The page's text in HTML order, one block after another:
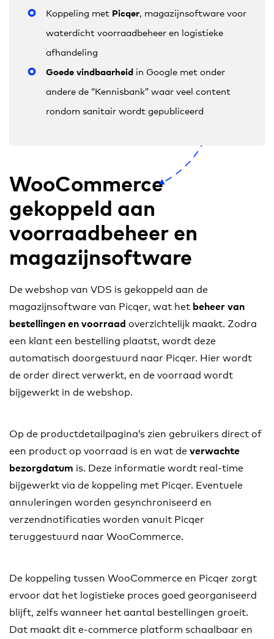
Koppeling met Picqer, magazijnsoftware voor
waterdicht voorraadbeheer en logistieke
afhandeling
Goede vindbaarheid in Google met onder
andere de “Kennisbank” waar veel content
rondom sanitair wordt gepubliceerd
WooCommerce
gekoppeld aan
voorraadbeheer en
magazijnsoftware
De webshop van VDS is gekoppeld aan de
magazijnsoftware van Picqer, wat het beheer van
bestellingen en voorraad overzichtelijk maakt. Zodra
een klant een bestelling plaatst, wordt deze
automatisch doorgestuurd naar Picqer. Hier wordt
de order direct verwerkt, en de voorraad wordt
bijgewerkt in de webshop.
Op de productdetailpagina’s zien gebruikers direct of
een product op voorraad is en wat deverwachte
bezorgdatum is. Deze informatie wordt real-time
bijgewerkt via de koppeling met Picqer. Eventuele
annuleringen worden gesynchroniseerd en
verzendnotificaties worden vanuit Picqer
teruggestuurd naar WooCommerce.
De koppeling tussen WooCommerce en Picqer zorgt
ervoor dat het logistieke proces goed georganiseerd
blijft, zelfs wanneer het aantal bestellingen groeit.
Dat maakt dit e-commerce platform schaalbaar en